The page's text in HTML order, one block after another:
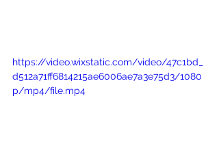
https://video.wixstatic.com/video/47c1bd_
d512a71ff6814215ae6006ae7a3e75d3/1080
p/mp4/file.mp4